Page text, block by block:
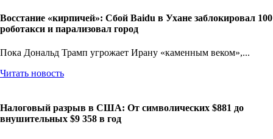
Восстание «кирпичей»: Сбой Baidu в Ухане заблокировал 100
роботакси и парализовал город
Пока Дональд Трамп угрожает Ирану «каменным веком»,...
Читать новость
Налоговый разрыв в США: От символических $881 до
внушительных $9 358 в год